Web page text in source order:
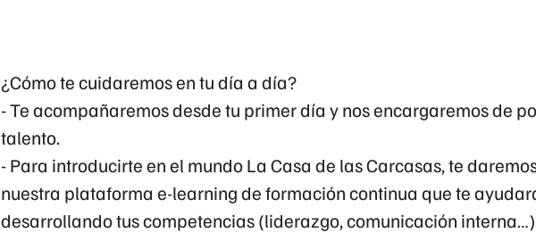
¿Cómo te cuidaremos en tu día a día?
- Te acompañaremos desde tu primer día y nos encargaremos de
talento.
- Para introducirte en el mundo La Casa de las Carcasas, te
nuestra plataforma e-learning de formación continua que te
desarrollando tus competencias (liderazgo, comunicación